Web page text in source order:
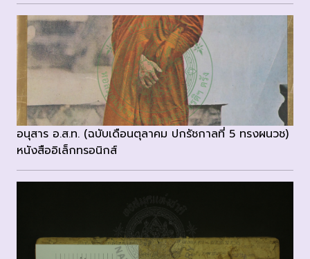
อนุสาร อ.ส.ท. (ฉบับเดือนตุลาคม ปกรัชกาลที่ 5 ทรงผนวช)
หนังสืออิเล็กทรอนิกส์